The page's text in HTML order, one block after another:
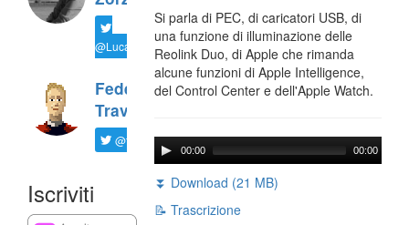
@LucaTNT
Federico
Travaini
@ftrava
Iscriviti
Si parla di PEC, di caricatori USB, di
una funzione di illuminazione delle
Reolink Duo, di Apple che rimanda
alcune funzioni di Apple Intelligence,
del Control Center e dell'Apple Watch.
00:00 00:00
⏬ Download (21 MB)
📝 Trascrizione